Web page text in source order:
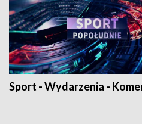
Sport - Wydarzenia -